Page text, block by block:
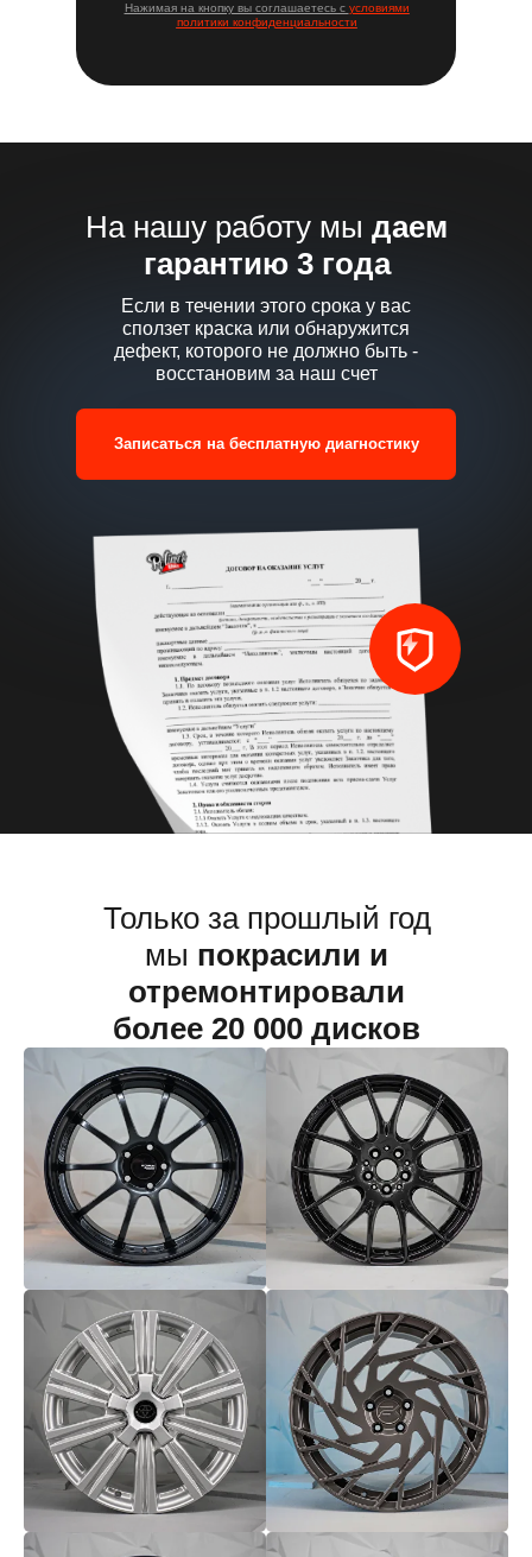
Нажимая на кнопку вы соглашаетесь с условиями
политики конфиденциальности
На нашу работу мы даем
гарантию 3 года
Если в течении этого срока у вас
сползет краска или обнаружится
дефект, которого не должно быть -
восстановим за наш счет
Записаться на бесплатную диагностику
Только за прошлый год
и отремонтировали
дисков
Только за прошлый год
мы покрасили и
отремонтировали
более 20 000 дисков